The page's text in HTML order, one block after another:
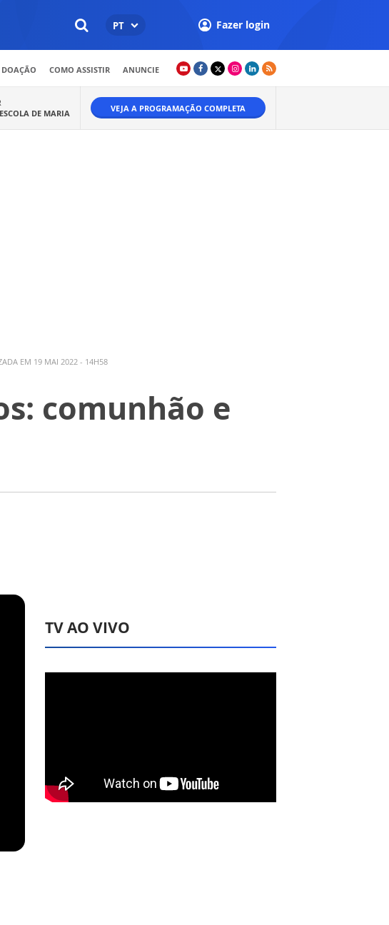
PT Fazer login
COMO ASSISTIR ANUNCIE
ESCOLA DE MARIA VEJA A PROGRAMAÇÃO COMPLETA
EM 19 MAI 2022 - 14H58
comunhão e
TV AO VIVO